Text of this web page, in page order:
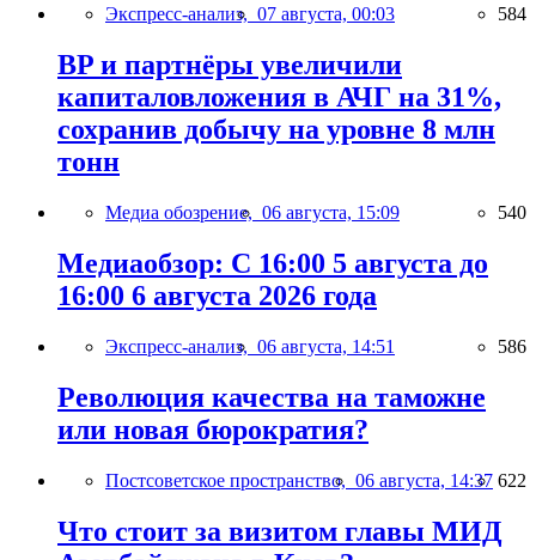
Экспресс-анализ, 07 августа, 00:03 584
BP и партнёры увеличили
капиталовложения в АЧГ на 31%,
сохранив добычу на уровне 8 млн
тонн
Медиа обозрение, 06 августа, 15:09 540
Медиаобзор: С 16:00 5 августа до
16:00 6 августа 2026 года
Экспресс-анализ, 06 августа, 14:51 586
Революция качества на таможне
или новая бюрократия?
Постсоветское пространство, 06 августа, 14:37 622
Что стоит за визитом главы МИД